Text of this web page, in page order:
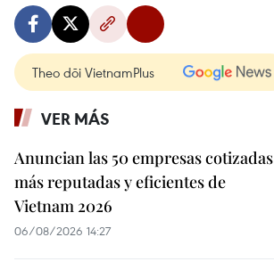
Theo dõi VietnamPlus
VER MÁS
Anuncian las 50 empresas cotizadas
más reputadas y eficientes de
Vietnam 2026
06/08/2026 14:27